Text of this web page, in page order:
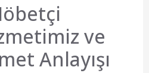
ve
Anlayışı